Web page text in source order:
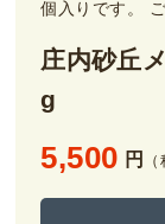
個入りです。
庄内砂丘
g
5,500 円